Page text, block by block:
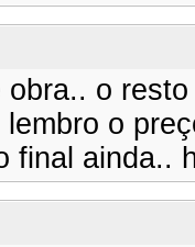
o
o
final ainda..